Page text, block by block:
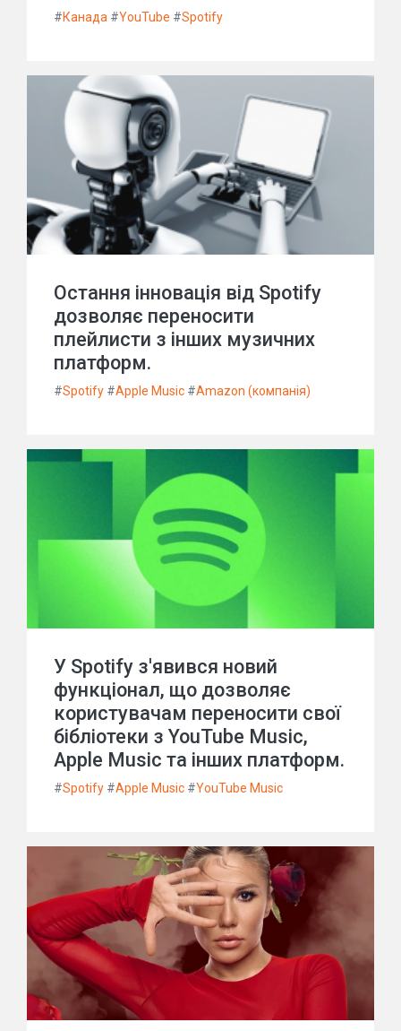
#Канада #YouTube #Spotify
Остання інновація від Spotify
дозволяє переносити
плейлисти з інших музичних
платформ.
#Spotify #Apple Music #Amazon (компанія)
У Spotify з'явився новий
функціонал, що дозволяє
користувачам переносити свої
бібліотеки з YouTube Music,
Apple Music та інших платформ.
#Spotify #Apple Music #YouTube Music